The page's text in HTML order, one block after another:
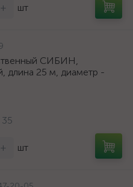
+ шт
СИБИН,
длина 25 м, диаметр -
+ шт